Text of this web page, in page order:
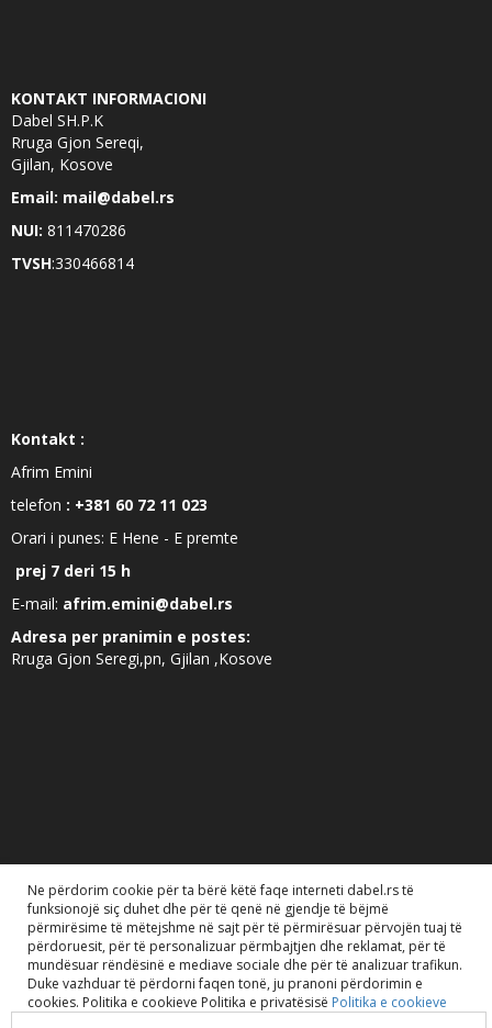
KONTAKT INFORMACIONI
Dabel SH.P.K
Rruga Gjon Sereqi,
Gjilan, Kosove
Email: mail@dabel.rs
NUI: 811470286
TVSH:330466814
Kontakt :
Afrim Emini
telefon : +381 60 72 11 023
Orari i punes: E Hene - E premte
prej 7 deri 15 h
E-mail: afrim.emini@dabel.rs
Adresa per pranimin e postes:
Rruga Gjon Seregi,pn, Gjilan ,Kosove
Dabel doo. 2020. Të gjitha të drejtat e rezervuara..
Ne përdorim cookie për ta bërë këtë faqe interneti dabel.rs të
funksionojë siç duhet dhe për të qenë në gjendje të bëjmë
përmirësime të mëtejshme në sajt për të përmirësuar përvojën tuaj të
përdoruesit, për të personalizuar përmbajtjen dhe reklamat, për të
mundësuar rëndësinë e mediave sociale dhe për të analizuar trafikun.
Duke vazhduar të përdorni faqen tonë, ju pranoni përdorimin e
cookies. Politika e cookieve Politika e privatësisë Politika e cookieve